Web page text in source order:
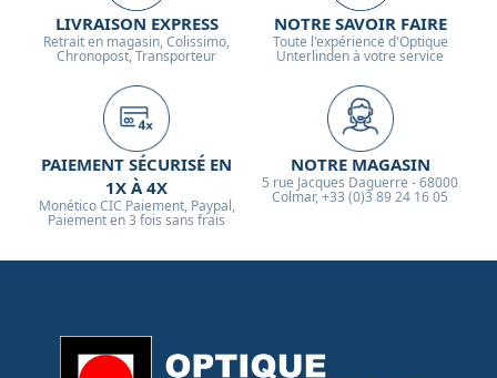
LIVRAISON EXPRESS
Retrait en magasin, Colissimo,
Chronopost, Transporteur
NOTRE SAVOIR FAIRE
Toute l'expérience d'Optique
Unterlinden à votre service
PAIEMENT SÉCURISÉ EN
1X À 4X
Monético CIC Paiement, Paypal,
Paiement en 3 fois sans frais
NOTRE MAGASIN
5 rue Jacques Daguerre - 68000
Colmar, +33 (0)3 89 24 16 05